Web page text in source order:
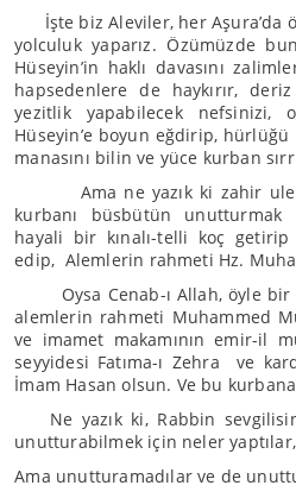
İşte biz Aleviler, her Aşura’da
yolculuk yaparız. Özümüzde
Hüseyin’in haklı davasını
hapsedenlere de haykırır,
yezitlik yapabilecek nefsinizi,
Hüseyin’e boyun eğdirip, hürlüğü
manasını bilin ve yüce kurban
Ama ne yazık ki zahir
kurbanı büsbütün
hayali bir kınalı-telli koç getirip
edip, Alemlerin rahmeti Hz.
Oysa Cenab-ı Allah, öyle bir
alemlerin rahmeti Muhammed
ve imamet makamının emir-il
seyyidesi Fatıma-ı Zehra ve
İmam Hasan olsun. Ve bu
Ne yazık ki, Rabbin
unutturabilmek için neler
Ama unutturamadılar ve de